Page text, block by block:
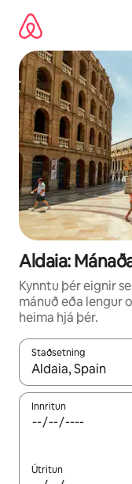
beint
Aldaia:
Kynntu þér eignir
mánuð eða lengur
heima hjá þér.
Staðsetning
Þegar niðurstöður
Innritun
Útritun